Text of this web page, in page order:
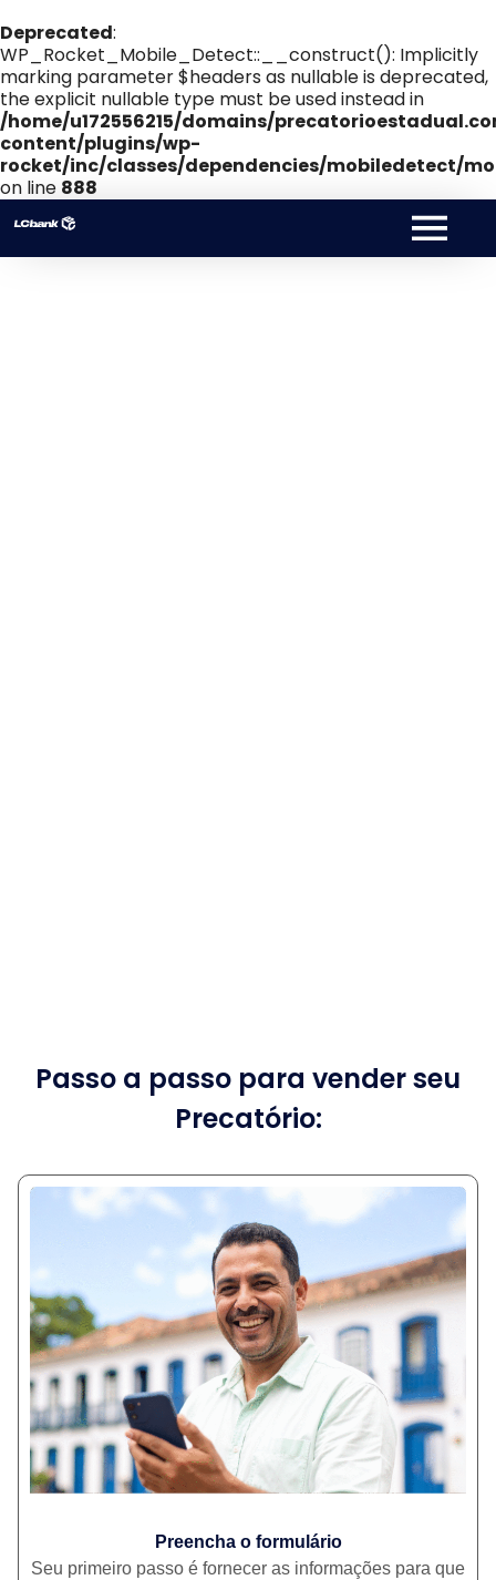
Deprecated:
WP_Rocket_Mobile_Detect::__construct(): Implicitly
marking parameter $headers as nullable is deprecated,
the explicit nullable type must be used instead in
/home/u172556215/domains/
content/plugins/wp-
rocket/inc/classes/dependencies/mobiledetect/
on line 888
Passo a passo para vender seu
Precatório:
Preencha o formulário
Seu primeiro passo é fornecer as informações para que